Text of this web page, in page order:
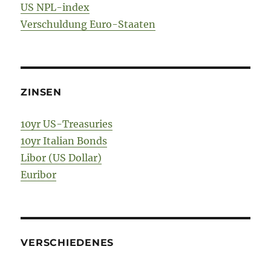
US NPL-index
Verschuldung Euro-Staaten
ZINSEN
10yr US-Treasuries
10yr Italian Bonds
Libor (US Dollar)
Euribor
VERSCHIEDENES